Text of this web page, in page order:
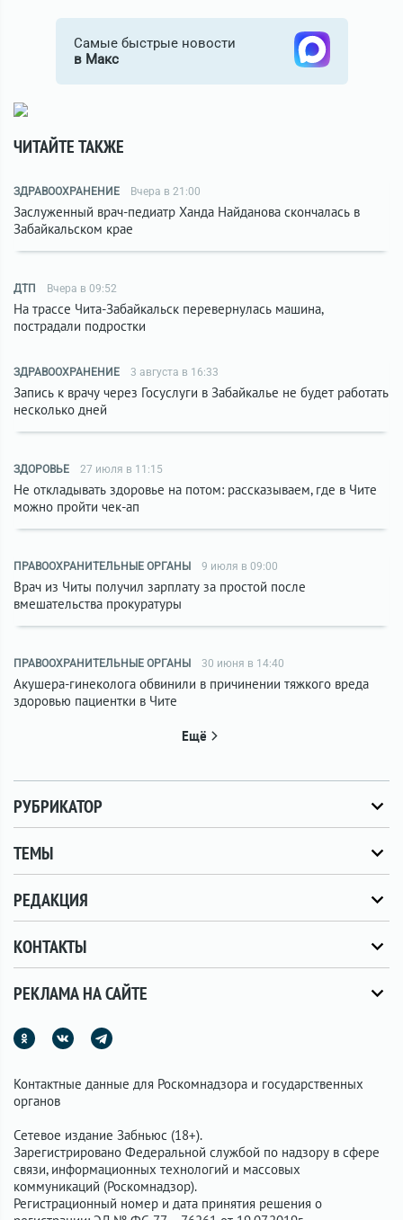
Самые быстрые новости
в Макс
ЧИТАЙТЕ ТАКЖЕ
ЗДРАВООХРАНЕНИЕ Вчера в 21:00
Заслуженный врач-педиатр Ханда Найданова скончалась в
Забайкальском крае
ДТП Вчера в 09:52
На трассе Чита-Забайкальск перевернулась машина,
пострадали подростки
ЗДРАВООХРАНЕНИЕ 3 августа в 16:33
Запись к врачу через Госуслуги в Забайкалье не будет работать
несколько дней
ЗДОРОВЬЕ 27 июля в 11:15
Не откладывать здоровье на потом: рассказываем, где в Чите
можно пройти чек-ап
ПРАВООХРАНИТЕЛЬНЫЕ ОРГАНЫ 9 июля в 09:00
Врач из Читы получил зарплату за простой после
вмешательства прокуратуры
ПРАВООХРАНИТЕЛЬНЫЕ ОРГАНЫ 30 июня в 14:40
Акушера-гинеколога обвинили в причинении тяжкого вреда
здоровью пациентки в Чите
Ещё
РУБРИКАТОР
ТЕМЫ
РЕДАКЦИЯ
КОНТАКТЫ
РЕКЛАМА НА САЙТЕ
Контактные данные для Роскомнадзора и государственных
органов
Сетевое издание Забньюс (18+).
Зарегистрировано Федеральной службой по надзору в сфере
связи, информационных технологий и массовых
коммуникаций (Роскомнадзор).
Регистрационный номер и дата принятия решения о